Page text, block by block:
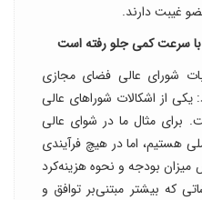
غیبت دارند.
با سرعت کمی جلو رفته است
شورای عالی فضای مجازی
از اشکالات شوراهای عالی
برای مثال ما در شوای عالی
هستیم، اما در هیچ فرآیندی
بودجه و نحوه هزینه‌کرد
که بیشتر مبتنی‌بر توافق و